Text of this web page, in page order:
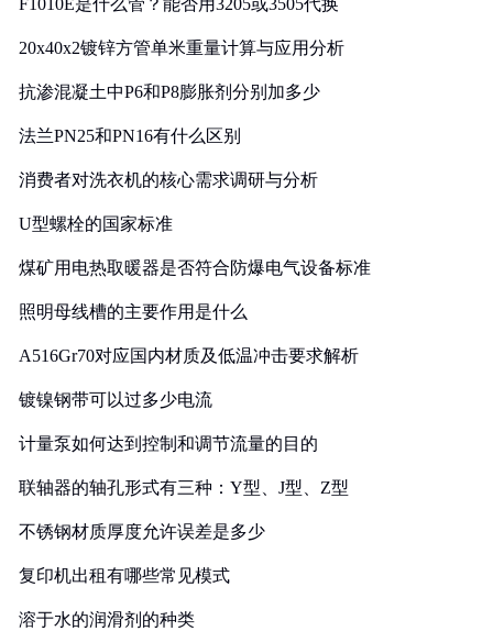
F1010E是什么管？能否用3205或3505代换
20x40x2镀锌方管单米重量计算与应用分析
抗渗混凝土中P6和P8膨胀剂分别加多少
法兰PN25和PN16有什么区别
消费者对洗衣机的核心需求调研与分析
U型螺栓的国家标准
煤矿用电热取暖器是否符合防爆电气设备标准
照明母线槽的主要作用是什么
A516Gr70对应国内材质及低温冲击要求解析
镀镍钢带可以过多少电流
计量泵如何达到控制和调节流量的目的
联轴器的轴孔形式有三种：Y型、J型、Z型
不锈钢材质厚度允许误差是多少
复印机出租有哪些常见模式
溶于水的润滑剂的种类